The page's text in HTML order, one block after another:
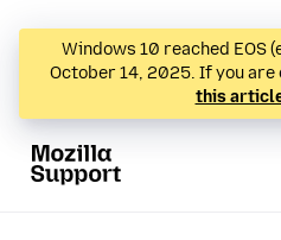
Windows 10 reached EOS
October 14, 2025. If you are
this